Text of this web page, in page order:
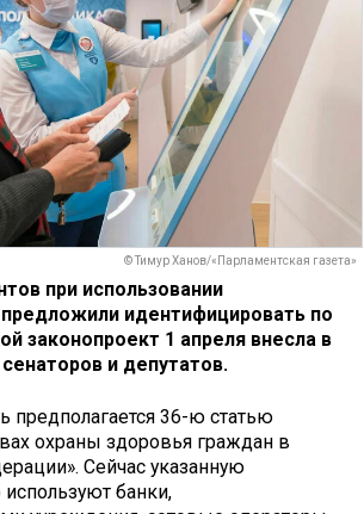
© Тимур Ханов/«Парламентская газета»
при использовании
идентифицировать по
законопроект 1 апреля внесла в
и депутатов.
предполагается 36-ю статью
охраны здоровья граждан в
Сейчас указанную
используют банки,